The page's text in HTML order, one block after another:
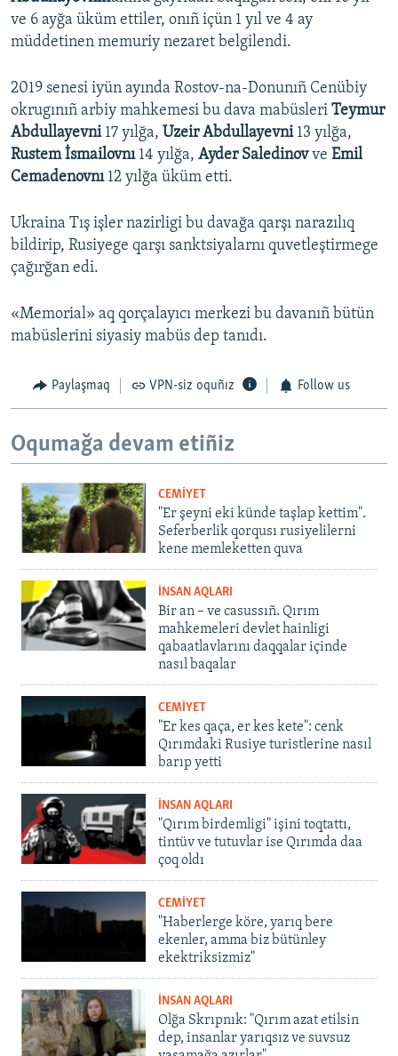
ve 6 ayğa üküm ettiler, onıñ içün 1 yıl ve 4 ay
müddetinen memuriy nezaret belgilendi.
2019 senesi iyün ayında Rostov-na-Donunıñ Cenübiy
okrugınıñ arbiy mahkemesi bu dava mabüsleri Teymur
Abdullayevni17 yılğa, Uzeir Abdullayevni 13 yılğa,
Rustem İsmailovnı 14 yılğa, Ayder Saledinovve Emil
Cemadenovnı 12 yılğa üküm etti.
Ukraina Tış işler nazirligi bu davağa qarşı narazılıq
bildirip, Rusiyege qarşı sanktsiyalarnı quvetleştirmege
çağırğan edi.
«Memorial» aq qorçalayıcı merkezi bu davanıñ bütün
mabüslerini siyasiy mabüs dep tanıdı.
Paylaşmaq VPN-siz oquñız Follow us
Oqumağa devam etiñiz
CEMİYET
"Er şeyni eki künde taşlap kettim".
Seferberlik qorqusı rusiyelilerni
kene memleketten quva
İNSAN AQLARI
Bir an – ve casussıñ. Qırım
mahkemeleri devlet hainligi
qabaatlavlarını daqqalar içinde
nasıl baqalar
CEMİYET
"Er kes qaça, er kes kete": cenk
Qırımdaki Rusiye turistlerine nasıl
barıp yetti
İNSAN AQLARI
"Qırım birdemligi" işini toqtattı,
tintüv ve tutuvlar ise Qırımda daa
çoq oldı
CEMİYET
"Haberlerge köre, yarıq bere
ekenler, amma biz bütünley
ekektriksizmiz"
İNSAN AQLARI
Olğa Skrıpnık: "Qırım azat etilsin
dep, insanlar yarıqsız ve suvsuz